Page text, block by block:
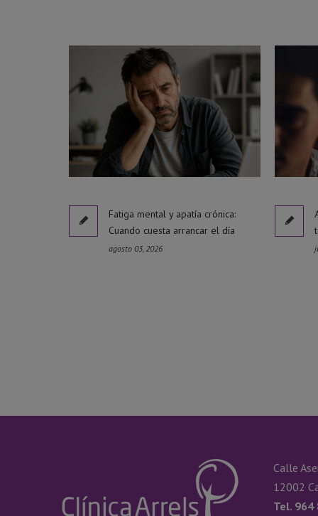
Fatiga mental y apatía crónica:
Cuando cuesta arrancar el día
agosto 03, 2026
Calle
12002
Tel. 964